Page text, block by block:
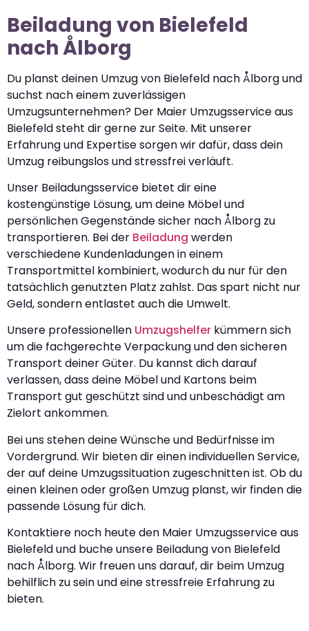
Beiladung von Bielefeld
nach Ålborg
Du planst deinen Umzug von Bielefeld nach Ålborg und
suchst nach einem zuverlässigen
Umzugsunternehmen? Der Maier Umzugsservice aus
Bielefeld steht dir gerne zur Seite. Mit unserer
Erfahrung und Expertise sorgen wir dafür, dass dein
Umzug reibungslos und stressfrei verläuft.
Unser Beiladungsservice bietet dir eine
kostengünstige Lösung, um deine Möbel und
persönlichen Gegenstände sicher nach Ålborg zu
transportieren. Bei der Beiladung werden
verschiedene Kundenladungen in einem
Transportmittel kombiniert, wodurch du nur für den
tatsächlich genutzten Platz zahlst. Das spart nicht nur
Geld, sondern entlastet auch die Umwelt.
Unsere professionellen Umzugshelfer kümmern sich
um die fachgerechte Verpackung und den sicheren
Transport deiner Güter. Du kannst dich darauf
verlassen, dass deine Möbel und Kartons beim
Transport gut geschützt sind und unbeschädigt am
Zielort ankommen.
Bei uns stehen deine Wünsche und Bedürfnisse im
Vordergrund. Wir bieten dir einen individuellen Service,
der auf deine Umzugssituation zugeschnitten ist. Ob du
einen kleinen oder großen Umzug planst, wir finden die
passende Lösung für dich.
Kontaktiere noch heute den Maier Umzugsservice aus
Bielefeld und buche unsere Beiladung von Bielefeld
nach Ålborg. Wir freuen uns darauf, dir beim Umzug
behilflich zu sein und eine stressfreie Erfahrung zu
bieten.